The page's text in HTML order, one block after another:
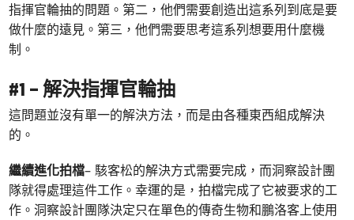
指揮官輪抽的問題。第二，他們需要創造出這系列到底是要
做什麼的遠見。第三，他們需要思考這系列想要用什麼機
制。
#1 – 解決指揮官輪抽
這問題並沒有單一的解決方法，而是由各種東西組成解決
的。
繼續進化拍檔– 駭客松的解決方式需要完成，而洞察設計團
隊就得處理這件工作。幸運的是，拍檔完成了它被要求的工
作。洞察設計團隊決定只在單色的傳奇生物和鵬洛客上使用